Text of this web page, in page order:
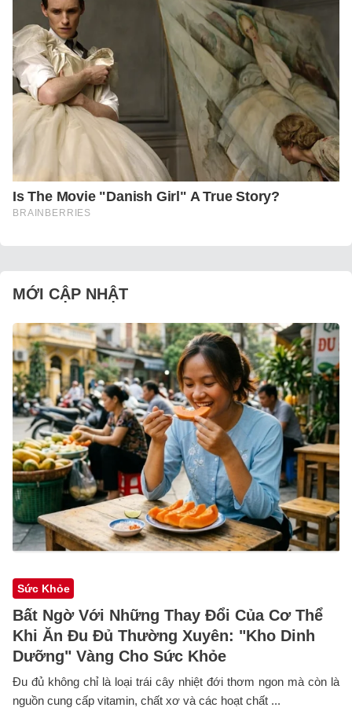
MỚI CẬP NHẬT
Sức Khỏe
Bất Ngờ Với Những Thay Đổi Của Cơ Thể
Khi Ăn Đu Đủ Thường Xuyên: "Kho Dinh
Dưỡng" Vàng Cho Sức Khỏe
Đu đủ không chỉ là loại trái cây nhiệt đới thơm ngon mà còn là
nguồn cung cấp vitamin, chất xơ và các hoạt chất ...